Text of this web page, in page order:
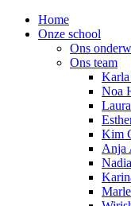
Home
Onze school
Ons
Ons team
Noa
Kim
Anja